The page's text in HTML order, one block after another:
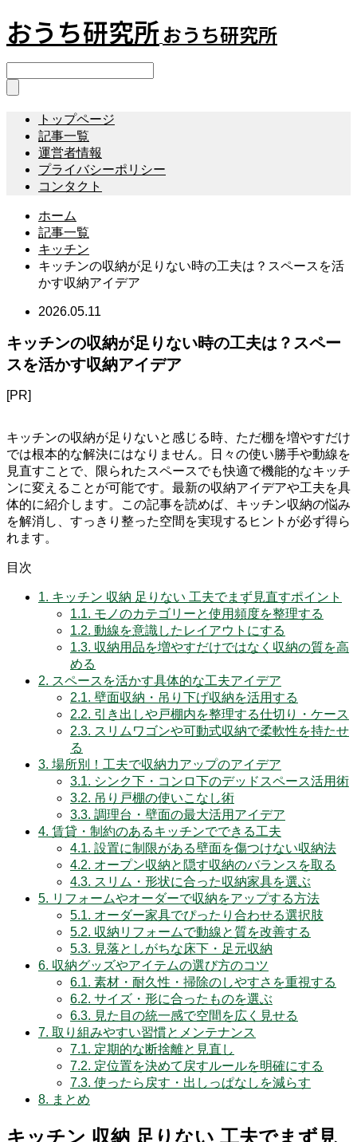
おうち研究所おうち研究所
トップページ
記事一覧
運営者情報
プライバシーポリシー
コンタクト
ホーム
記事一覧
キッチン
キッチンの収納が足りない時の工夫は？スペースを活
かす収納アイデア
2026.05.11
キッチンの収納が足りない時の工夫は？スペー
スを活かす収納アイデア
[PR]
キッチンの収納が足りないと感じる時、ただ棚を増やすだけ
では根本的な解決にはなりません。日々の使い勝手や動線を
見直すことで、限られたスペースでも快適で機能的なキッチ
ンに変えることが可能です。最新の収納アイデアや工夫を具
体的に紹介します。この記事を読めば、キッチン収納の悩み
を解消し、すっきり整った空間を実現するヒントが必ず得ら
れます。
目次
1. キッチン 収納 足りない 工夫でまず見直すポイント
1.1. モノのカテゴリーと使用頻度を整理する
1.2. 動線を意識したレイアウトにする
1.3. 収納用品を増やすだけではなく収納の質を高
める
2. スペースを活かす具体的な工夫アイデア
2.1. 壁面収納・吊り下げ収納を活用する
2.2. 引き出しや戸棚内を整理する仕切り・ケース
2.3. スリムワゴンや可動式収納で柔軟性を持たせ
る
3. 場所別！工夫で収納力アップのアイデア
3.1. シンク下・コンロ下のデッドスペース活用術
3.2. 吊り戸棚の使いこなし術
3.3. 調理台・壁面の最大活用アイデア
4. 賃貸・制約のあるキッチンでできる工夫
4.1. 設置に制限がある壁面を傷つけない収納法
4.2. オープン収納と隠す収納のバランスを取る
4.3. スリム・形状に合った収納家具を選ぶ
5. リフォームやオーダーで収納をアップする方法
5.1. オーダー家具でぴったり合わせる選択肢
5.2. 収納リフォームで動線と質を改善する
5.3. 見落としがちな床下・足元収納
6. 収納グッズやアイテムの選び方のコツ
6.1. 素材・耐久性・掃除のしやすさを重視する
6.2. サイズ・形に合ったものを選ぶ
6.3. 見た目の統一感で空間を広く見せる
7. 取り組みやすい習慣とメンテナンス
7.1. 定期的な断捨離と見直し
7.2. 定位置を決めて戻すルールを明確にする
7.3. 使ったら戻す・出しっぱなしを減らす
8. まとめ
キッチン 収納 足りない 工夫でまず見